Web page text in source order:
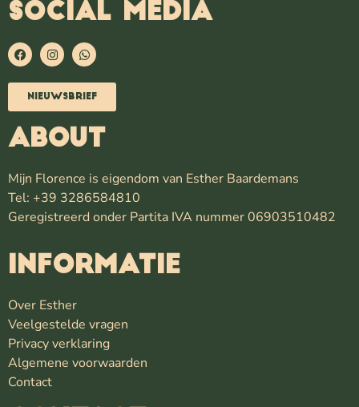
SOCIAL MEDIA
Nieuwsbrief
ABOUT
Mijn Florence is eigendom van Esther Baardemans
Tel: +39 3286584810
Geregistreerd onder Partita IVA nummer 06903510482
INFORMATIE
Over Esther
Veelgestelde vragen
Privacy verklaring
Algemene voorwaarden
Contact